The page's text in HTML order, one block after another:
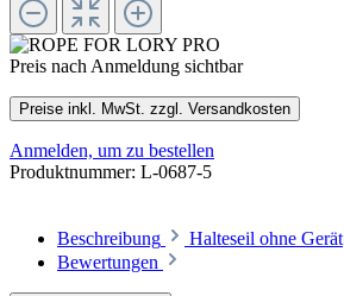
Preis nach Anmeldung sichtbar
Preise inkl. MwSt. zzgl. Versandkosten
Anmelden, um zu bestellen
Produktnummer: L-0687-5
Beschreibung
Halteseil ohne Gerät
Bewertungen